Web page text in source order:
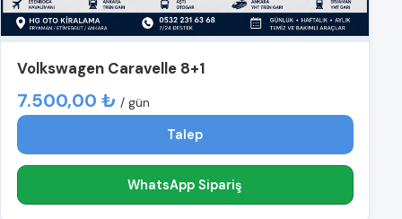
Volkswagen Caravelle 8+1
7.500,00 ₺ / gün
Talep
WhatsApp Sipariş